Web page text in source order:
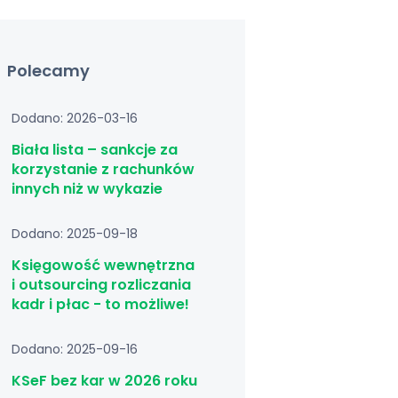
Polecamy
Dodano: 2026-03-16
Biała lista – sankcje za
korzystanie z rachunków
innych niż w wykazie
Dodano: 2025-09-18
Księgowość wewnętrzna
i outsourcing rozliczania
kadr i płac - to możliwe!
Dodano: 2025-09-16
KSeF bez kar w 2026 roku